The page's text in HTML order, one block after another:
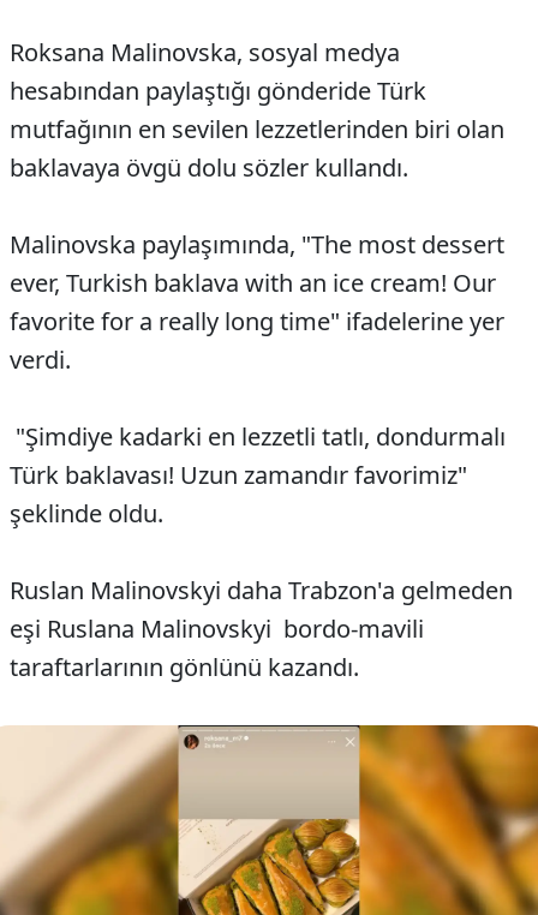
Roksana Malinovska, sosyal medya
hesabından paylaştığı gönderide Türk
mutfağının en sevilen lezzetlerinden biri olan
baklavaya övgü dolu sözler kullandı.
Malinovska paylaşımında, "The most dessert
ever, Turkish baklava with an ice cream! Our
favorite for a really long time" ifadelerine yer
verdi.
"Şimdiye kadarki en lezzetli tatlı, dondurmalı
Türk baklavası! Uzun zamandır favorimiz"
şeklinde oldu.
Ruslan Malinovskyi daha Trabzon'a gelmeden
eşi Ruslana Malinovskyi bordo-mavili
taraftarlarının gönlünü kazandı.